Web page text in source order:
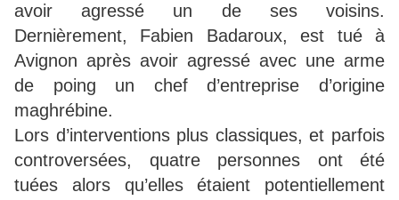
avoir agressé un de ses voisins.
Dernièrement, Fabien Badaroux, est tué à
Avignon après avoir agressé avec une arme
de poing un chef d’entreprise d’origine
maghrébine.
Lors d’interventions plus classiques, et parfois
controversées, quatre personnes ont été
tuées alors qu’elles étaient potentiellement